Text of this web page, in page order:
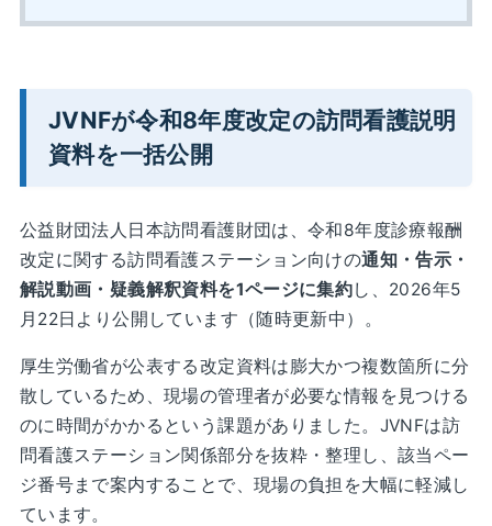
JVNFが令和8年度改定の訪問看護説明
資料を一括公開
公益財団法人日本訪問看護財団は、令和8年度診療報酬
改定に関する訪問看護ステーション向けの通知・告示・
解説動画・疑義解釈資料を1ページに集約し、2026年5
月22日より公開しています（随時更新中）。
厚生労働省が公表する改定資料は膨大かつ複数箇所に分
散しているため、現場の管理者が必要な情報を見つける
のに時間がかかるという課題がありました。JVNFは訪
問看護ステーション関係部分を抜粋・整理し、該当ペー
ジ番号まで案内することで、現場の負担を大幅に軽減し
ています。